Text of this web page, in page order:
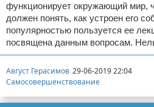
функционирует окружающий мир,
должен понять, как устроен его
популярностью пользуется ее
посвящена данным вопросам.
Август Герасимов 29-06-2019 22:04
Самосовершенствование